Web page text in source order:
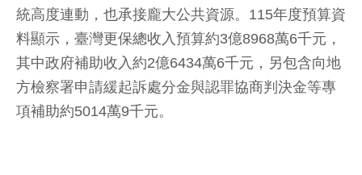
統高度連動，也承接龐大公共資源。115年度預算資
料顯示，臺灣更保總收入預算約3億8968萬6千元，
其中政府補助收入約2億6434萬6千元，另包含向地
方檢察署申請緩起訴處分金與認罪協商判決金等專
項補助約5014萬9千元。